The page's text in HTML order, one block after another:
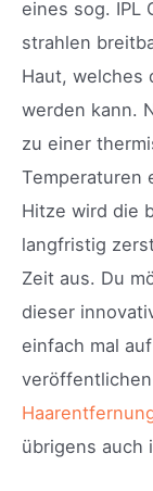
eines sog. IPL
strahlen
Haut, welches
werden kann.
zu einer
Temperaturen
Hitze wird die
langfristig
Zeit aus. Du
dieser
einfach mal
übrigens auch